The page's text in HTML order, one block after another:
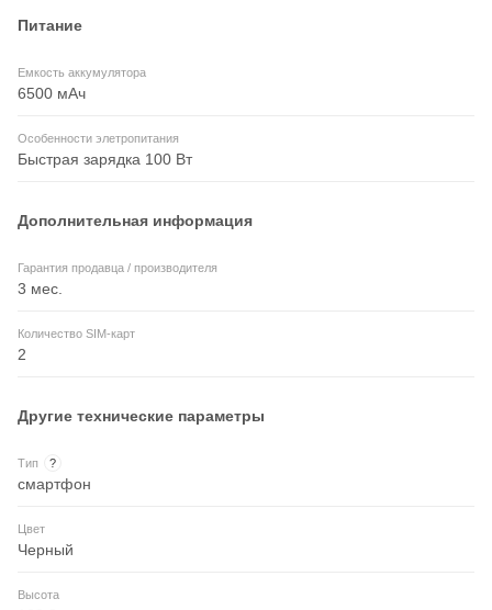
Питание
Емкость аккумулятора
6500 мАч
Особенности элетропитания
Быстрая зарядка 100 Вт
Дополнительная информация
Гарантия продавца / производителя
3 мес.
Количество SIM-карт
2
Другие технические параметры
Тип ?
смартфон
Цвет
Черный
Высота